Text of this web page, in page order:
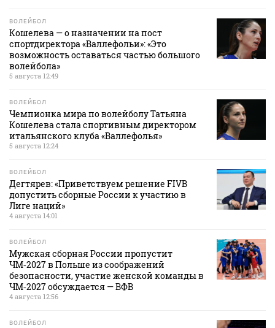
ВОЛЕЙБОЛ
Кошелева — о назначении на пост
спортдиректора «Валлефольи»: «Это
возможность оставаться частью большого
волейбола»
5 августа 12:49
ВОЛЕЙБОЛ
Чемпионка мира по волейболу Татьяна
Кошелева стала спортивным директором
итальянского клуба «Валлефолья»
5 августа 12:24
ВОЛЕЙБОЛ
Дегтярев: «Приветствуем решение FIVB
допустить сборные России к участию в
Лиге наций»
4 августа 14:01
ВОЛЕЙБОЛ
Мужская сборная России пропустит
ЧМ‑2027 в Польше из соображений
безопасности, участие женской команды в
ЧМ‑2027 обсуждается — ВФВ
4 августа 12:56
ВОЛЕЙБОЛ